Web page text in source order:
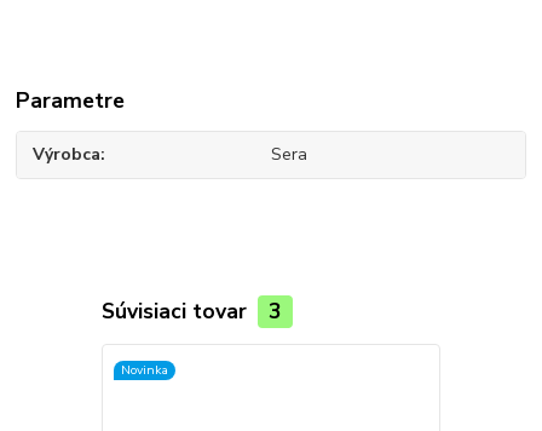
Parametre
Výrobca Sera
Súvisiaci tovar 3
Novinka